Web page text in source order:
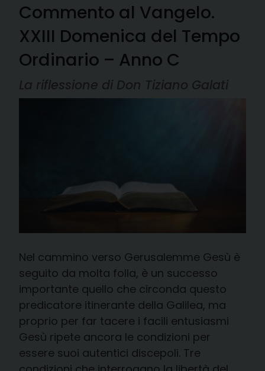
Commento al Vangelo.
XXIII Domenica del Tempo
Ordinario – Anno C
La riflessione di Don Tiziano Galati
Nel cammino verso Gerusalemme Gesù è
seguito da molta folla, è un successo
importante quello che circonda questo
predicatore itinerante della Galilea, ma
proprio per far tacere i facili entusiasmi
Gesù ripete ancora le condizioni per
essere suoi autentici discepoli. Tre